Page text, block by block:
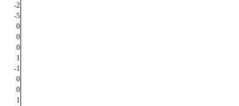
-2
-5
0
0
0
1
-1
0
0
1